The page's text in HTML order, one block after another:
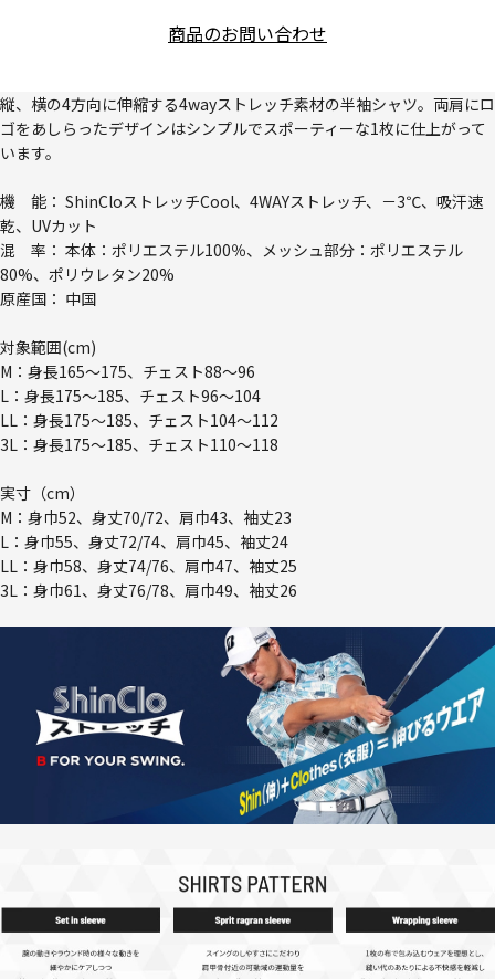
商品のお問い合わせ
縦、横の4方向に伸縮する4wayストレッチ素材の半袖シャツ。両肩にロ
ゴをあしらったデザインはシンプルでスポーティーな1枚に仕上がって
います。
機 能： ShinCloストレッチCool、4WAYストレッチ、－3℃、吸汗速
乾、UVカット
混 率： 本体：ポリエステル100％、メッシュ部分：ポリエステル
80%、ポリウレタン20%
原産国： 中国
対象範囲(cm)
M：身長165～175、チェスト88～96
L：身長175～185、チェスト96～104
LL：身長175～185、チェスト104～112
3L：身長175～185、チェスト110～118
実寸（cm）
M：身巾52、身丈70/72、肩巾43、袖丈23
L：身巾55、身丈72/74、肩巾45、袖丈24
LL：身巾58、身丈74/76、肩巾47、袖丈25
3L：身巾61、身丈76/78、肩巾49、袖丈26